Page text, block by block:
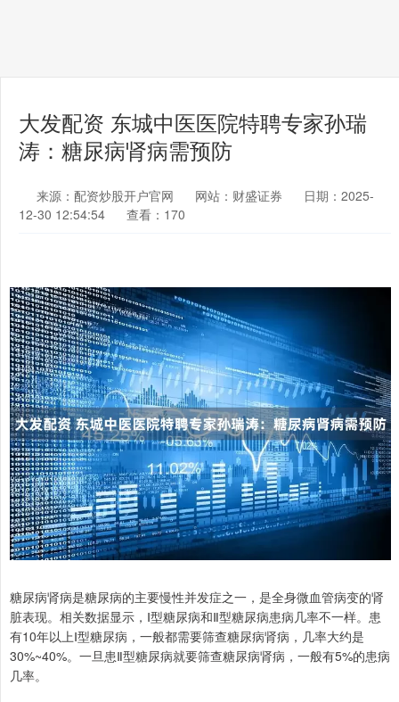
大发配资 东城中医医院特聘专家孙瑞
涛：糖尿病肾病需预防
来源：配资炒股开户官网 网站：财盛证券
日期：2025-
12-30 12:54:54
查看：170
糖尿病肾病是糖尿病的主要慢性并发症之一，是全身微血管病变的肾
脏表现。相关数据显示，Ⅰ型糖尿病和Ⅱ型糖尿病患病几率不一样。患
有10年以上Ⅰ型糖尿病，一般都需要筛查糖尿病肾病，几率大约是
30%~40%。一旦患Ⅱ型糖尿病就要筛查糖尿病肾病，一般有5%的患病
几率。